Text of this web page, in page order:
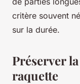
critère souvent
sur la durée.
Préserver
raquette